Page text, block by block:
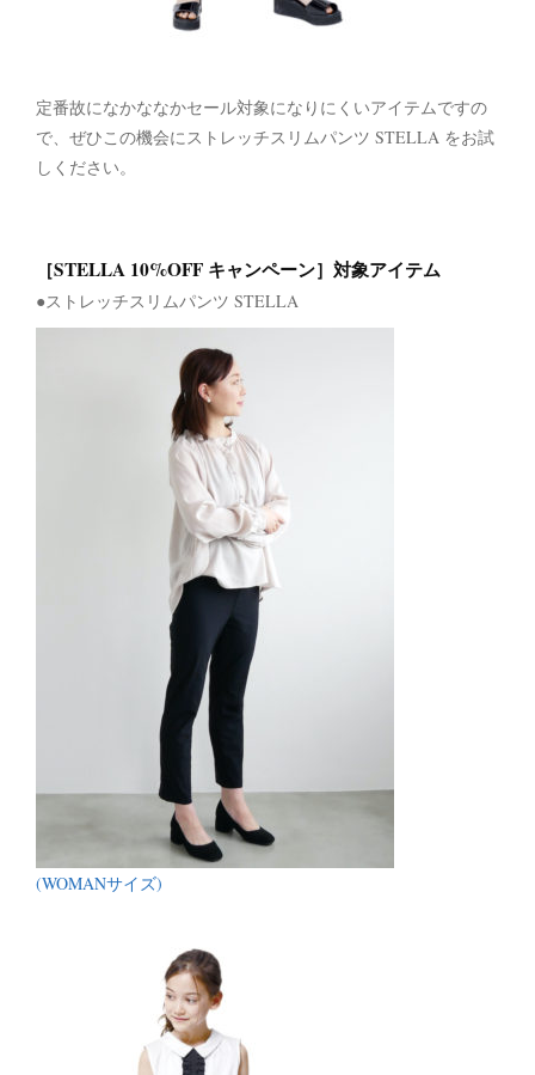
定番故になかななかセール対象になりにくいアイテムですの
で、ぜひこの機会にストレッチスリムパンツ STELLA をお試
しください。
［STELLA 10%OFF キャンペーン］対象アイテム
●ストレッチスリムパンツ STELLA
(WOMANサイズ)